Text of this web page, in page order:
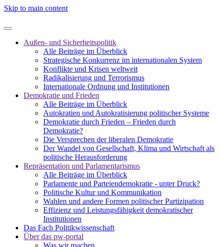
Skip to main content
Außen- und Sicherheitspolitik
Alle Beiträge im Überblick
Strategische Konkurrenz im internationalen System
Konflikte und Krisen weltweit
Radikalisierung und Terrorismus
Internationale Ordnung und Institutionen
Demokratie und Frieden
Alle Beiträge im Überblick
Autokratien und Autokratisierung politischer Systeme
Demokratie durch Frieden – Frieden durch
Demokratie?
Die Versprechen der liberalen Demokratie
Der Wandel von Gesellschaft, Klima und Wirtschaft als
politische Herausforderung
Repräsentation und Parlamentarismus
Alle Beiträge im Überblick
Parlamente und Parteiendemokratie - unter Druck?
Politische Kultur und Kommunikation
Wahlen und andere Formen politischer Partizipation
Effizienz und Leistungsfähigkeit demokratischer
Institutionen
Das Fach Politikwissenschaft
Über das pw-portal
Was wir machen